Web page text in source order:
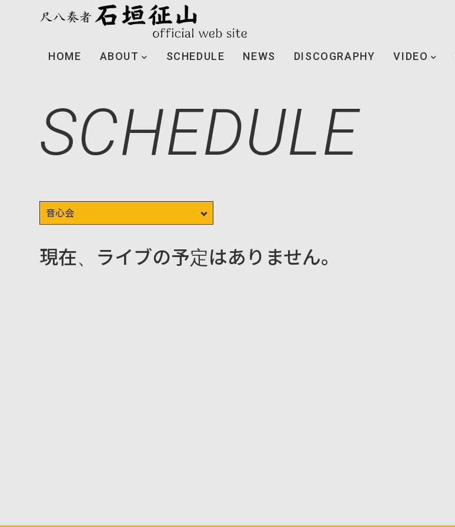
HOME ABOUT SCHEDULE NEWS DISCOGRAPHY VIDEO
SCHEDULE
現在、ライブの予定はありません。